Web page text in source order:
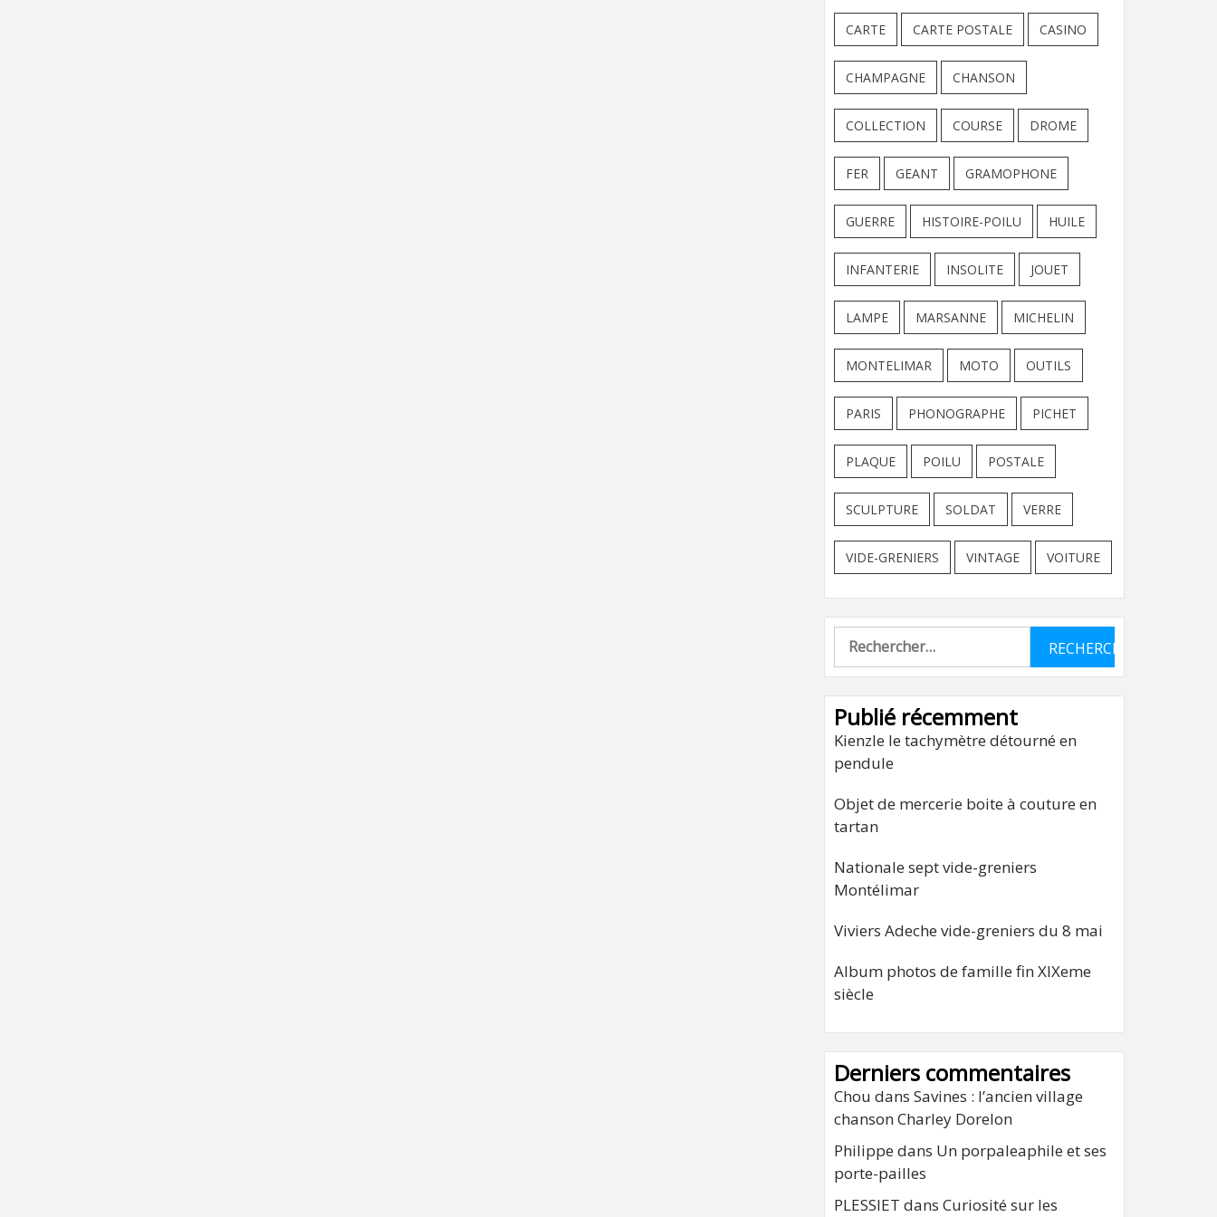
CARTE CARTE POSTALE CASINO
CHAMPAGNE CHANSON
COLLECTION COURSE DROME
FER GEANT GRAMOPHONE
GUERRE HISTOIRE-POILU HUILE
INFANTERIE INSOLITE JOUET
LAMPE MARSANNE MICHELIN
MONTELIMAR MOTO OUTILS
PARIS PHONOGRAPHE PICHET
PLAQUE POILU POSTALE
SCULPTURE SOLDAT VERRE
VIDE-GRENIERS VINTAGE VOITURE
Rechercher :
Publié récemment
Kienzle le tachymètre détourné en
pendule
Objet de mercerie boite à couture en
tartan
Nationale sept vide-greniers
Montélimar
Viviers Adeche vide-greniers du 8 mai
Album photos de famille fin XIXeme
siècle
Derniers commentaires
Chou dans Savines : l’ancien village
chanson Charley Dorelon
Philippe dans Un porpaleaphile et ses
porte-pailles
PLESSIET dans Curiosité sur les